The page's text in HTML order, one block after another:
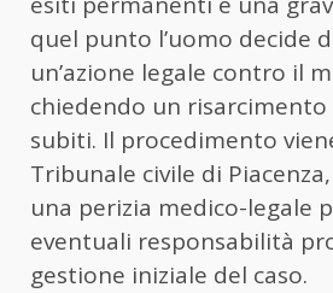
quel punto l’uomo decide
un’azione legale contro il
chiedendo un
subiti. Il procedimento
Tribunale civile di
una perizia medico-legale
eventuali responsabilità
gestione iniziale del caso.